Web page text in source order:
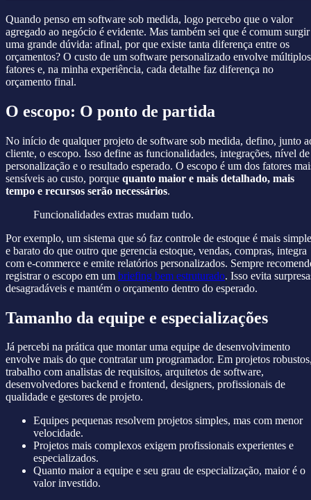
Quando penso em software sob medida, logo percebo que o valor
agregado ao negócio é evidente. Mas também sei que é comum surgir
uma grande dúvida: afinal, por que existe tanta diferença entre os
orçamentos? O custo de um software personalizado envolve múltiplos
fatores e, na minha experiência, cada detalhe faz diferença no
orçamento final.
O escopo: O ponto de partida
No início de qualquer projeto de software sob medida, defino, junto
cliente, o escopo. Isso define as funcionalidades, integrações, nível de
personalização e o resultado esperado. O escopo é um dos fatores
sensíveis ao custo, porque quanto maior e mais detalhado, mais
tempo e recursos serão necessários.
Funcionalidades extras mudam tudo.
Por exemplo, um sistema que só faz controle de estoque é mais
e barato do que outro que gerencia estoque, vendas, compras, integra
com e-commerce e emite relatórios personalizados. Sempre
registrar o escopo em um briefing bem estruturado. Isso evita
desagradáveis e mantém o orçamento dentro do esperado.
Tamanho da equipe e especializações
Já percebi na prática que montar uma equipe de desenvolvimento
envolve mais do que contratar um programador. Em projetos
trabalho com analistas de requisitos, arquitetos de software,
desenvolvedores backend e frontend, designers, profissionais de
qualidade e gestores de projeto.
Equipes pequenas resolvem projetos simples, mas com menor
velocidade.
Projetos mais complexos exigem profissionais experientes e
especializados.
Quanto maior a equipe e seu grau de especialização, maior é o
valor investido.